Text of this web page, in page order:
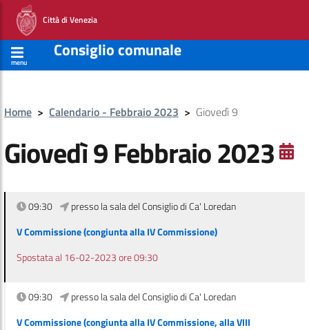
Città di Venezia
menu
Consiglio comunale
Home > Calendario - Febbraio 2023 > Giovedì 9
Giovedì 9 Febbraio 2023
09:30
presso la sala del Consiglio di Ca' Loredan
V Commissione (congiunta alla IV Commissione)
Spostata al 16-02-2023 ore 09:30
09:30
presso la sala del Consiglio di Ca' Loredan
V Commissione (congiunta alla IV Commissione, alla VIII